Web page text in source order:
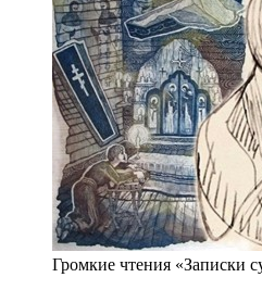
Громкие чтения «Записки